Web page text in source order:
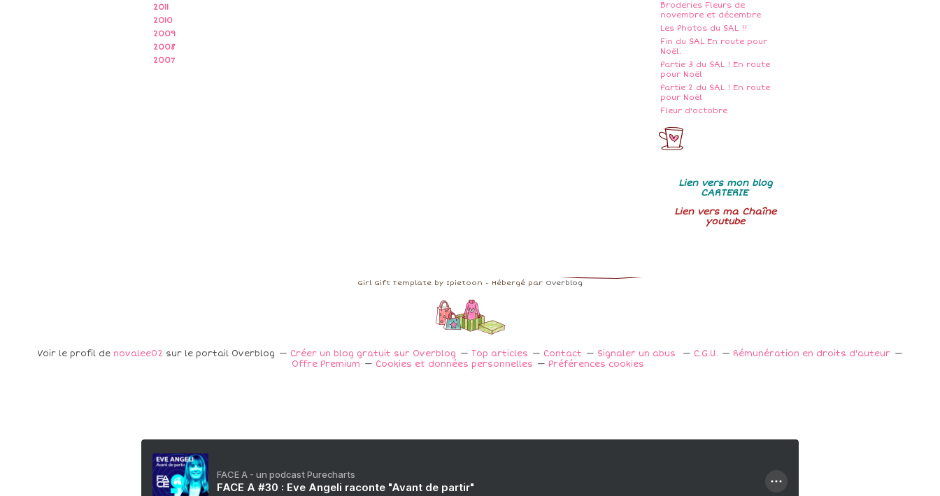
2011
2010
2009
2008
2007
Broderies Fleurs de
novembre et décembre
Les Photos du SAL !!
Fin du SAL En route pour
Noël.
Partie 3 du SAL ! En route
pour Noël
Partie 2 du SAL ! En route
pour Noël
Fleur d'octobre
Lien vers mon blog
CARTERIE
Lien vers ma Chaîne
youtube
Girl Gift Template by Ipietoon - Hébergé par Overblog
Voir le profil de novalee02 sur le portail Overblog Créer un blog gratuit sur Overblog Top articles Contact Signaler un abus C.G.U.
Rémunération en droits d'auteur
Offre Premium
Cookies et données personnelles Préférences cookies
FACE A - un podcast Purecharts
FACE A #30 : Eve Angeli raconte "Avant de partir"